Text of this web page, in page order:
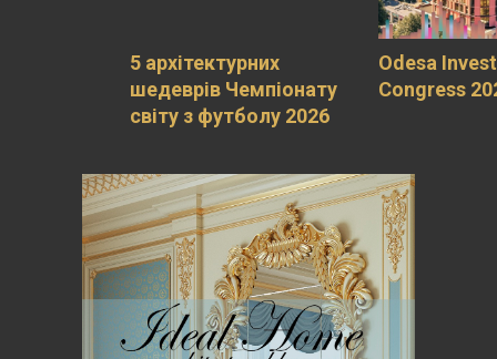
5 архітектурних
шедеврів Чемпіонату
світу з футболу 2026
Odesa
Congress